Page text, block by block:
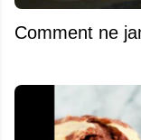
Comment ne